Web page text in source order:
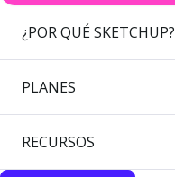
¿POR QUÉ SKETCHUP?
PLANES
RECURSOS